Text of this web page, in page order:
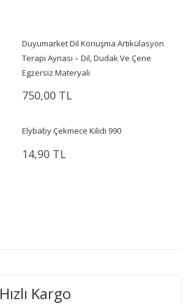
Duyumarket Dil Konuşma Artikülasyon
Terapi Aynası – Dil, Dudak Ve Çene
Egzersiz Materyali
750,00 TL
Elybaby Çekmece Kilidi 990
14,90 TL
Hızlı Kargo